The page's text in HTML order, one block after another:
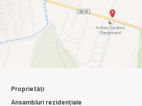
Proprietăți
Ansambluri rezidențiale